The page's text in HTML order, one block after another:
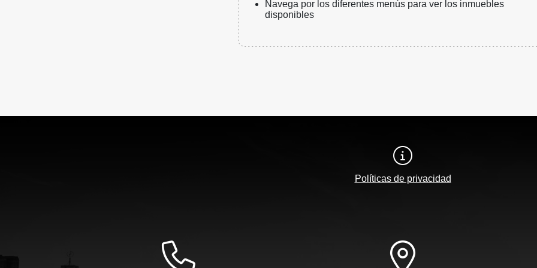
Navega por los diferentes menús para ver los inmuebles
disponibles
Políticas de privacidad